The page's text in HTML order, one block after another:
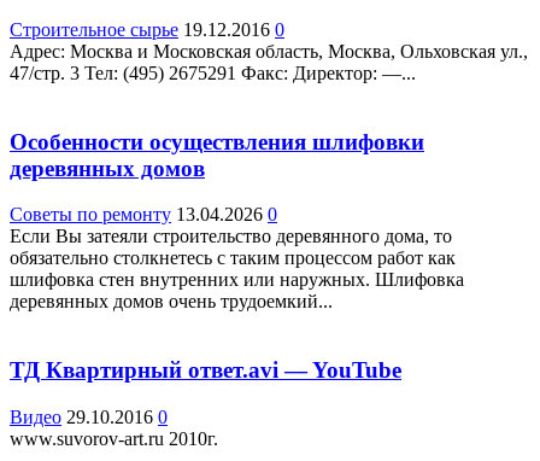
Строительное сырье 19.12.2016 0
Адрес: Москва и Московская область, Москва, Ольховская ул.,
47/стр. 3 Teл: (495) 2675291 Факс: Директор: —...
Особенности осуществления шлифовки
деревянных домов
Советы по ремонту 13.04.2026 0
Если Вы затеяли строительство деревянного дома, то
обязательно столкнетесь с таким процессом работ как
шлифовка стен внутренних или наружных. Шлифовка
деревянных домов очень трудоемкий...
ТД Квартирный ответ.avi — YouTube
Видео 29.10.2016 0
www.suvorov-art.ru 2010г.